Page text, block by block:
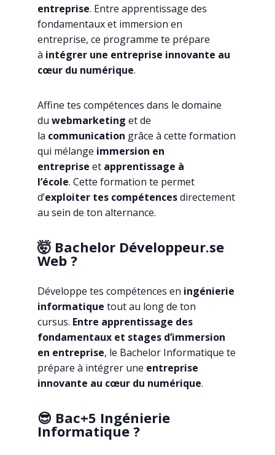
entreprise. Entre apprentissage des
fondamentaux et immersion en
entreprise, ce programme te prépare
à intégrer une entreprise innovante au
cœur du numérique.
Affine tes compétences dans le domaine
du webmarketing et de
la communication grâce à cette formation
qui mélange immersion en
entreprise et apprentissage à
l’école. Cette formation te permet
d’exploiter tes compétencesdirectement
au sein de ton alternance.
🤯 Bachelor Développeur.se
Web ?
Développe tes compétences en ingénierie
informatique tout au long de ton
cursus. Entre apprentissage des
fondamentaux et stages d’immersion
en entreprise, le BachelorInformatique te
prépare à intégrer une entreprise
innovante au cœur du numérique.
😎 Bac+5 Ingénierie
Informatique ?